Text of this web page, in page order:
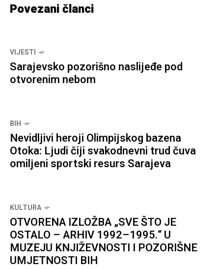
Povezani članci
VIJESTI
Sarajevsko pozorišno naslijeđe pod
otvorenim nebom
BIH
Nevidljivi heroji Olimpijskog bazena
Otoka: Ljudi čiji svakodnevni trud čuva
omiljeni sportski resurs Sarajeva
KULTURA
OTVORENA IZLOŽBA „SVE ŠTO JE
OSTALO – ARHIV 1992–1995.“ U
MUZEJU KNJIŽEVNOSTI I POZORIŠNE
UMJETNOSTI BIH